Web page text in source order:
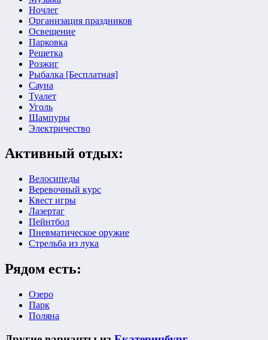
Ночлег
Организация праздников
Освещение
Парковка
Решетка
Розжиг
Рыбалка [Бесплатная]
Сауна
Туалет
Уголь
Шампуры
Электричество
Активный отдых:
Велосипеды
Веревочный курс
Квест игры
Лазертаг
Пейнтбол
Пневматическое оружие
Стрельба из лука
Рядом есть:
Озеро
Парк
Поляна